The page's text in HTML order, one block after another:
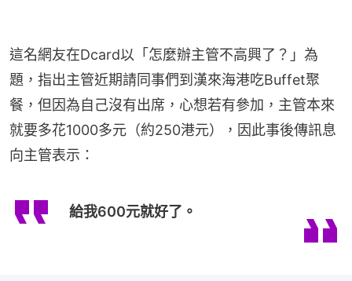
這名網友在Dcard以「怎麼辦主管不高興了？」為
題，指出主管近期請同事們到漢來海港吃Buffet聚
餐，但因為自己沒有出席，心想若有參加，主管本來
就要多花1000多元（約250港元），因此事後傳訊息
向主管表示：
給我600元就好了。